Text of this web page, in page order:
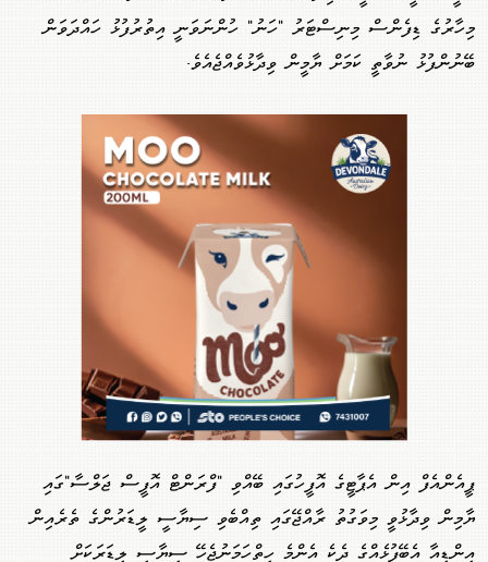
މިހާރުގެ ޑިފެންސް މިނިސްޓަރު "ހަނު" ހުންނަވަނީ އިތުރުފުޅު ހައްދަވަން
ބޭނުންފުޅު ނުވާތީ ކަމަށް ޔާމީން ވިދާޅުވެއްޖެއެވެ.
ޕީއެންއެފް އިން އެޕާޓީގެ އޮފީހުގައި ބޭއްވި "ފްރަންޓް އޮފީސް ޖަލްސާ"ގައި
ޔާމިން ވިދާޅުވީ މިވަގުތު ރާއްޖޭގައި ތިއްބެވި ސިޔާސީ ލީޑަރުންގެ ތެރެއިން
އިންޑިއާ އެބޭފުޅެއްގެ ދެކެ އެންމެ ހިތްހަމަނުޖެހޭ ސިޔާސީ ލީޑަރަކަށް